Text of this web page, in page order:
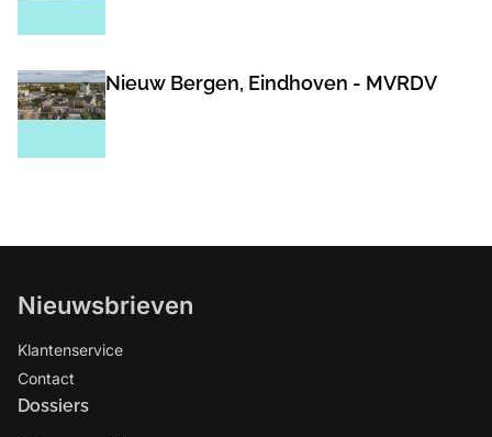
Nieuw Bergen, Eindhoven - MVRDV
Nieuwsbrieven
Klantenservice
Contact
Dossiers